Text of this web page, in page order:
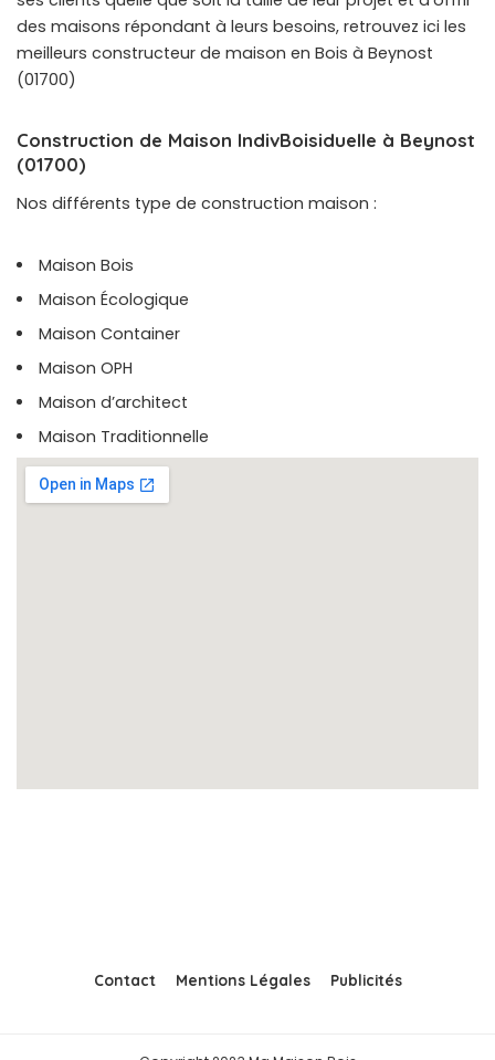
des maisons répondant à leurs besoins, retrouvez ici les
meilleurs constructeur de maison en Bois à Beynost
(01700)
Construction de Maison IndivBoisiduelle à Beynost
(01700)
Nos différents type de construction maison :
Maison Bois
Maison Écologique
Maison Container
Maison OPH
Maison d’architect
Maison Traditionnelle
Contact Mentions Légales Publicités